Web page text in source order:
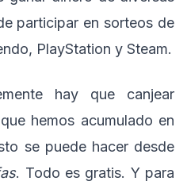
participar en sorteos de
PlayStation y Steam.
hay que canjear
hemos acumulado en
se puede hacer desde
. Todo es gratis. Y para